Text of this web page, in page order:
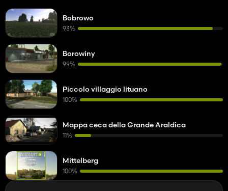
Bobrowo
93%
Borowiny
99%
Piccolo villaggio lituano
100%
Mappa ceca della Grande Araldica
11%
Mittelberg
100%